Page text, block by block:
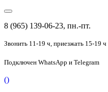
8 (965) 139-06-23, пн.-пт.
Звонить 11-19 ч, приезжать 15-19 ч
Подключен WhatsApp и Telegram
()